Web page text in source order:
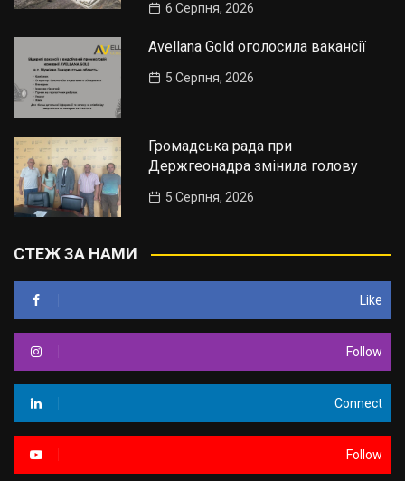
6 Серпня, 2026
Avellana Gold оголосила вакансії
5 Серпня, 2026
Громадська рада при
Держгеонадра змінила голову
5 Серпня, 2026
СТЕЖ ЗА НАМИ
Like
Follow
Connect
Follow